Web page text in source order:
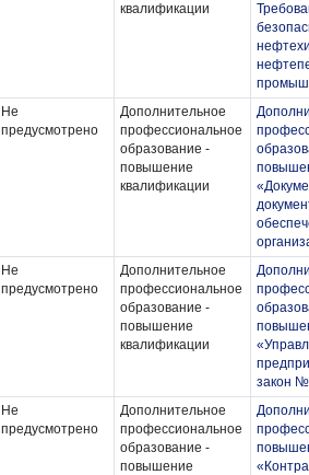
квалификации
Не
предусмотрено
Дополнительное
профессиональное
образование -
повышение
квалификации
Не
предусмотрено
Дополнительное
профессиональное
образование -
повышение
квалификации
закон
Не
предусмотрено
Дополнительное
профессиональное
образование -
повышение